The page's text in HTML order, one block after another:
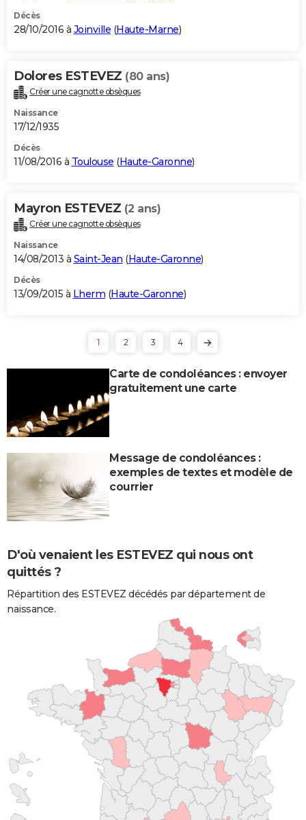
Décès
28/10/2016 à Joinville (Haute-Marne)
Dolores ESTEVEZ (80 ans)
Créer une cagnotte obsèques
Naissance
17/12/1935
Décès
11/08/2016 à Toulouse (Haute-Garonne)
Mayron ESTEVEZ (2 ans)
Créer une cagnotte obsèques
Naissance
14/08/2013 à Saint-Jean (Haute-Garonne)
Décès
13/09/2015 à Lherm (Haute-Garonne)
1 2 3 4
Carte de condoléances : envoyer
gratuitement une carte
Message de condoléances :
exemples de textes et modèle de
courrier
D'où venaient les ESTEVEZ qui nous ont
quittés ?
Répartition des ESTEVEZ décédés par département de
naissance.